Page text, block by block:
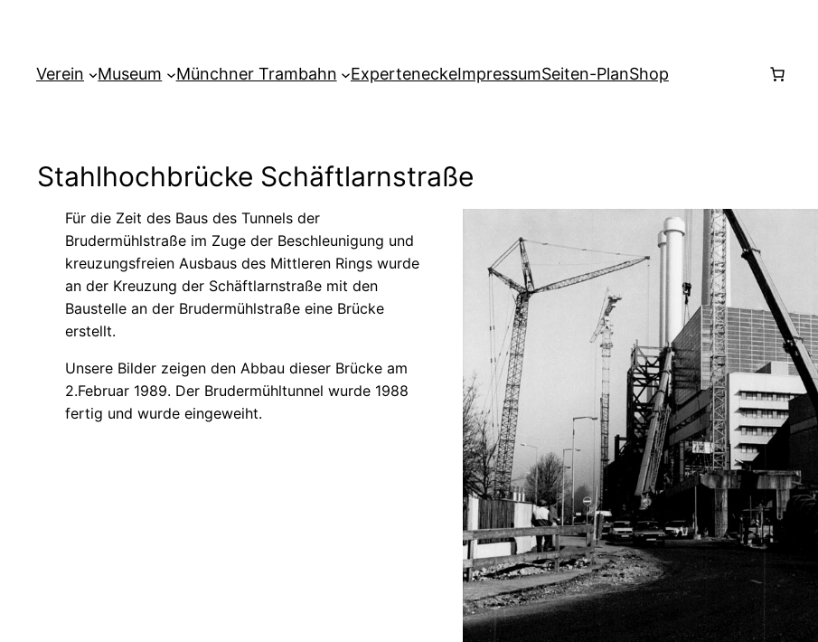
Verein Museum Münchner Trambahn ExperteneckeImpressumSeiten-PlanShop
Stahlhochbrücke Schäftlarnstraße
Für die Zeit des Baus des Tunnels der
Brudermühlstraße im Zuge der Beschleunigung und
kreuzungsfreien Ausbaus des Mittleren Rings wurde
an der Kreuzung der Schäftlarnstraße mit den
Baustelle an der Brudermühlstraße eine Brücke
erstellt.
Unsere Bilder zeigen den Abbau dieser Brücke am
2.Februar 1989. Der Brudermühltunnel wurde 1988
fertig und wurde eingeweiht.